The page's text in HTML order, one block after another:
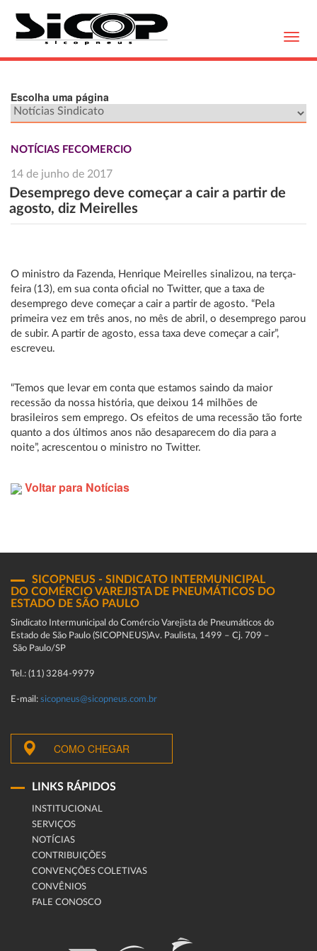
Escolha uma página
NOTÍCIAS FECOMERCIO
14 de junho de 2017
Desemprego deve começar a cair a partir de
agosto, diz Meirelles
O ministro da Fazenda, Henrique Meirelles sinalizou, na terça-
feira (13), em sua conta oficial no Twitter, que a taxa de
desemprego deve começar a cair a partir de agosto. “Pela
primeira vez em três anos, no mês de abril, o desemprego parou
de subir. A partir de agosto, essa taxa deve começar a cair”,
escreveu.
“Temos que levar em conta que estamos saindo da maior
recessão da nossa história, que deixou 14 milhões de
brasileiros sem emprego. Os efeitos de uma recessão tão forte
quanto a dos últimos anos não desaparecem do dia para a
noite”, acrescentou o ministro no Twitter.
Voltar para Notícias
SICOPNEUS - SINDICATO INTERMUNICIPAL
DO COMÉRCIO VAREJISTA DE PNEUMÁTICOS DO
ESTADO DE SÃO PAULO
Sindicato Intermunicipal do Comércio Varejista de Pneumáticos do
Estado de São Paulo (SICOPNEUS)Av. Paulista, 1499 – Cj. 709 –
São Paulo/SP
Tel.: (11) 3284-9979
E-mail: sicopneus@sicopneus.com.br
COMO CHEGAR
LINKS RÁPIDOS
INSTITUCIONAL
SERVIÇOS
NOTÍCIAS
CONTRIBUIÇÕES
CONVENÇÕES COLETIVAS
CONVÊNIOS
FALE CONOSCO